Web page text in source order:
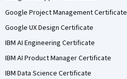
Google Project Management Certificate
Google UX Design Certificate
IBM AI Engineering Certificate
IBM AI Product Manager Certificate
IBM Data Science Certificate